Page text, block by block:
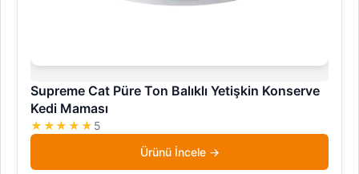
Supreme Cat Püre Ton Balıklı Yetişkin Konserve
Kedi Maması
★★★★★ 5
Ürünü İncele